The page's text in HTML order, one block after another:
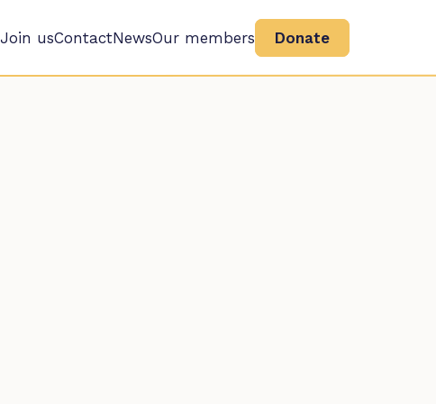
Join usContactNewsOur members Donate